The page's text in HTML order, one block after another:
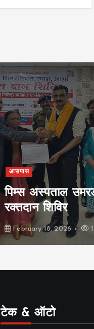
आसपास
पिम्स अस्पताल
रक्तदान शिविर
February 18, 2026
टेक & ऑटो